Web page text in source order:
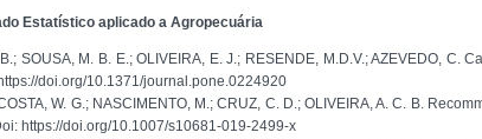
Estatístico aplicado a Agropecuária
SOUSA, M. B. E.; OLIVEIRA, E. J.; RESENDE, M.D.V.; AZEVEDO,
doi.org/10.1371/journal.pone.0224920
W. G.; NASCIMENTO, M.; CRUZ, C. D.; OLIVEIRA, A. C. B.
https://doi.org/10.1007/s10681-019-2499-x